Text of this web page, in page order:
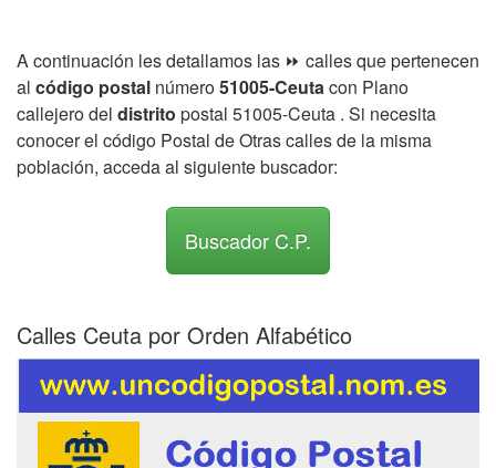
A continuación les detallamos las ⏩ calles que pertenecen
al código postal número51005-Ceutacon Plano
callejero del distrito postal 51005-Ceuta . Si necesita
conocer el código Postal de Otras calles de la misma
población, acceda al siguiente buscador:
Buscador C.P.
Calles Ceuta por Orden Alfabético